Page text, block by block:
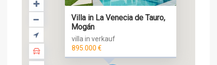
Villa in La Venecia de Tauro,
Mogán
villa in verkauf
895.000 €